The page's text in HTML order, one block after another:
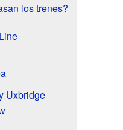
los trenes?
Uxbridge